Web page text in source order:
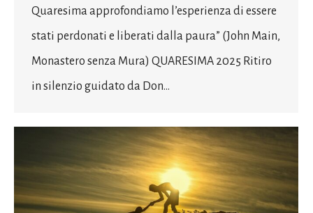
Quaresima approfondiamo l’esperienza di essere
stati perdonati e liberati dalla paura” (John Main,
Monastero senza Mura) QUARESIMA 2025 Ritiro
in silenzio guidato da Don…